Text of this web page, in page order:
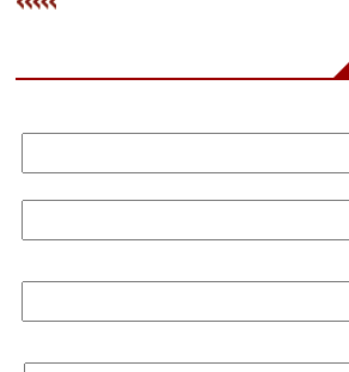
مدوَّنات
سيارات